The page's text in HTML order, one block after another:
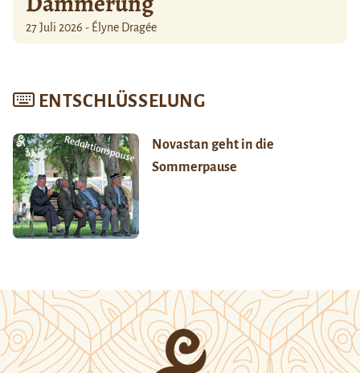
27 Juli 2026 - Élyne Dragée
ENTSCHLÜSSELUNG
Novastan geht in die
Sommerpause